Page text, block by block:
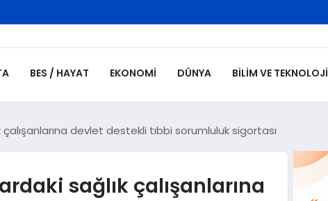
BES / HAYAT EKONOMI DÜNYA BILIM VE TEKNOLOJI
devlet destekli tıbbi sorumluluk sigortası
sağlık çalışanlarına